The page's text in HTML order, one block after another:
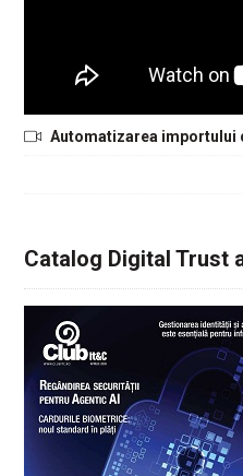
Automatizarea importului
Catalog Digital Trust